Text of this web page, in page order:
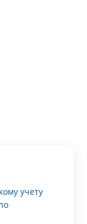
учету